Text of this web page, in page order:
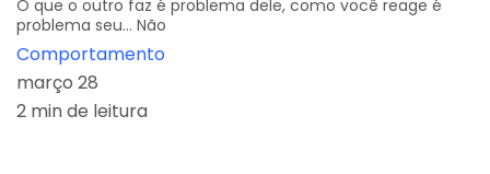
O que o outro faz é problema dele, como você reage é
problema seu... Não
Comportamento
março 28
2 min de leitura